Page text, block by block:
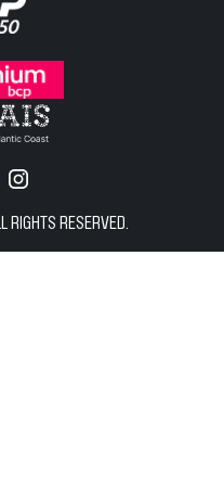
RESERVED.